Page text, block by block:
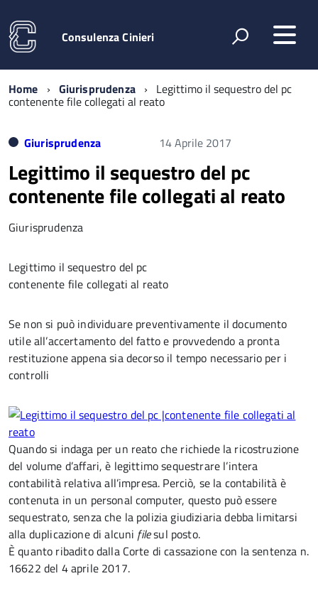
Consulenza Cinieri
Home Giurisprudenza Legittimo il sequestro del pc
contenente file collegati al reato
Giurisprudenza 14 Aprile 2017
Legittimo il sequestro del pc
contenente file collegati al reato
Giurisprudenza
Legittimo il sequestro del pc
contenente file collegati al reato
Se non si può individuare preventivamente il documento
utile all’accertamento del fatto e provvedendo a pronta
restituzione appena sia decorso il tempo necessario per i
controlli
Quando si indaga per un reato che richiede la ricostruzione
del volume d’affari, è legittimo sequestrare l’intera
contabilità relativa all’impresa. Perciò, se la contabilità è
contenuta in un personal computer, questo può essere
sequestrato, senza che la polizia giudiziaria debba limitarsi
alla duplicazione di alcuni filesul posto.
È quanto ribadito dalla Corte di cassazione con la sentenza n.
16622 del 4 aprile 2017.